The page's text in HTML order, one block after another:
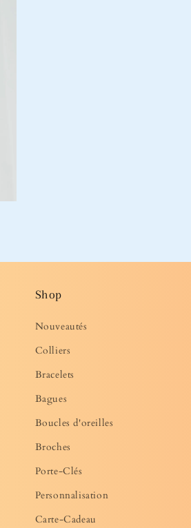
Shop
Nouveautés
Colliers
Bracelets
Bagues
Boucles d'oreilles
Broches
Porte-Clés
Personnalisation
Carte-Cadeau